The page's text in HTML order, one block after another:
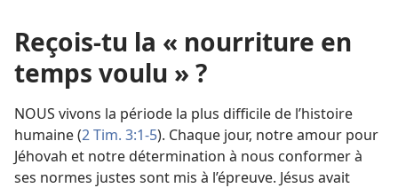
Reçois-tu la « nourriture en
temps voulu » ?
NOUS vivons la période la plus difficile de l’histoire
humaine (2 Tim. 3:1-5). Chaque jour, notre amour pour
Jéhovah et notre détermination à nous conformer à
ses normes justes sont mis à l’épreuve. Jésus avait